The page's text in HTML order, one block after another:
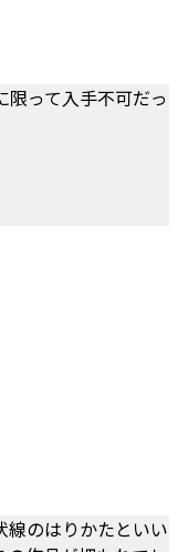
限って入手不可だっ
線のはりかたといい